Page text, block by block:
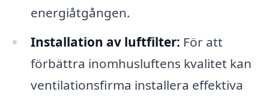
energiåtgången.
Installation av luftfilter: För att
förbättra inomhusluftens kvalitet kan
ventilationsfirma installera effektiva